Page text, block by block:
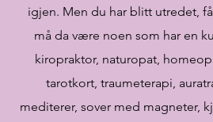
igjen. Men du har blitt utredet,
må da være noen som har en
kiropraktor, naturopat,
tarotkort, traumeterapi,
mediterer, sover med magneter,